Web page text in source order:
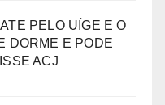
PELO UÍGE E O
DORME E PODE
ACJ